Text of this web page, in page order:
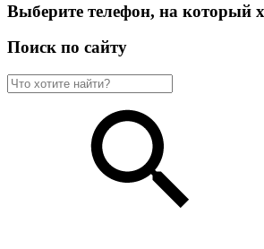
Выберите телефон, на который
Поиск по сайту